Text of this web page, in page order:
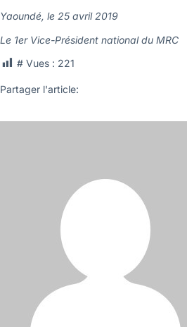
Yaoundé, le 25 avril 2019
Le 1er Vice-Président national du MRC
# Vues : 221
Partager l'article: